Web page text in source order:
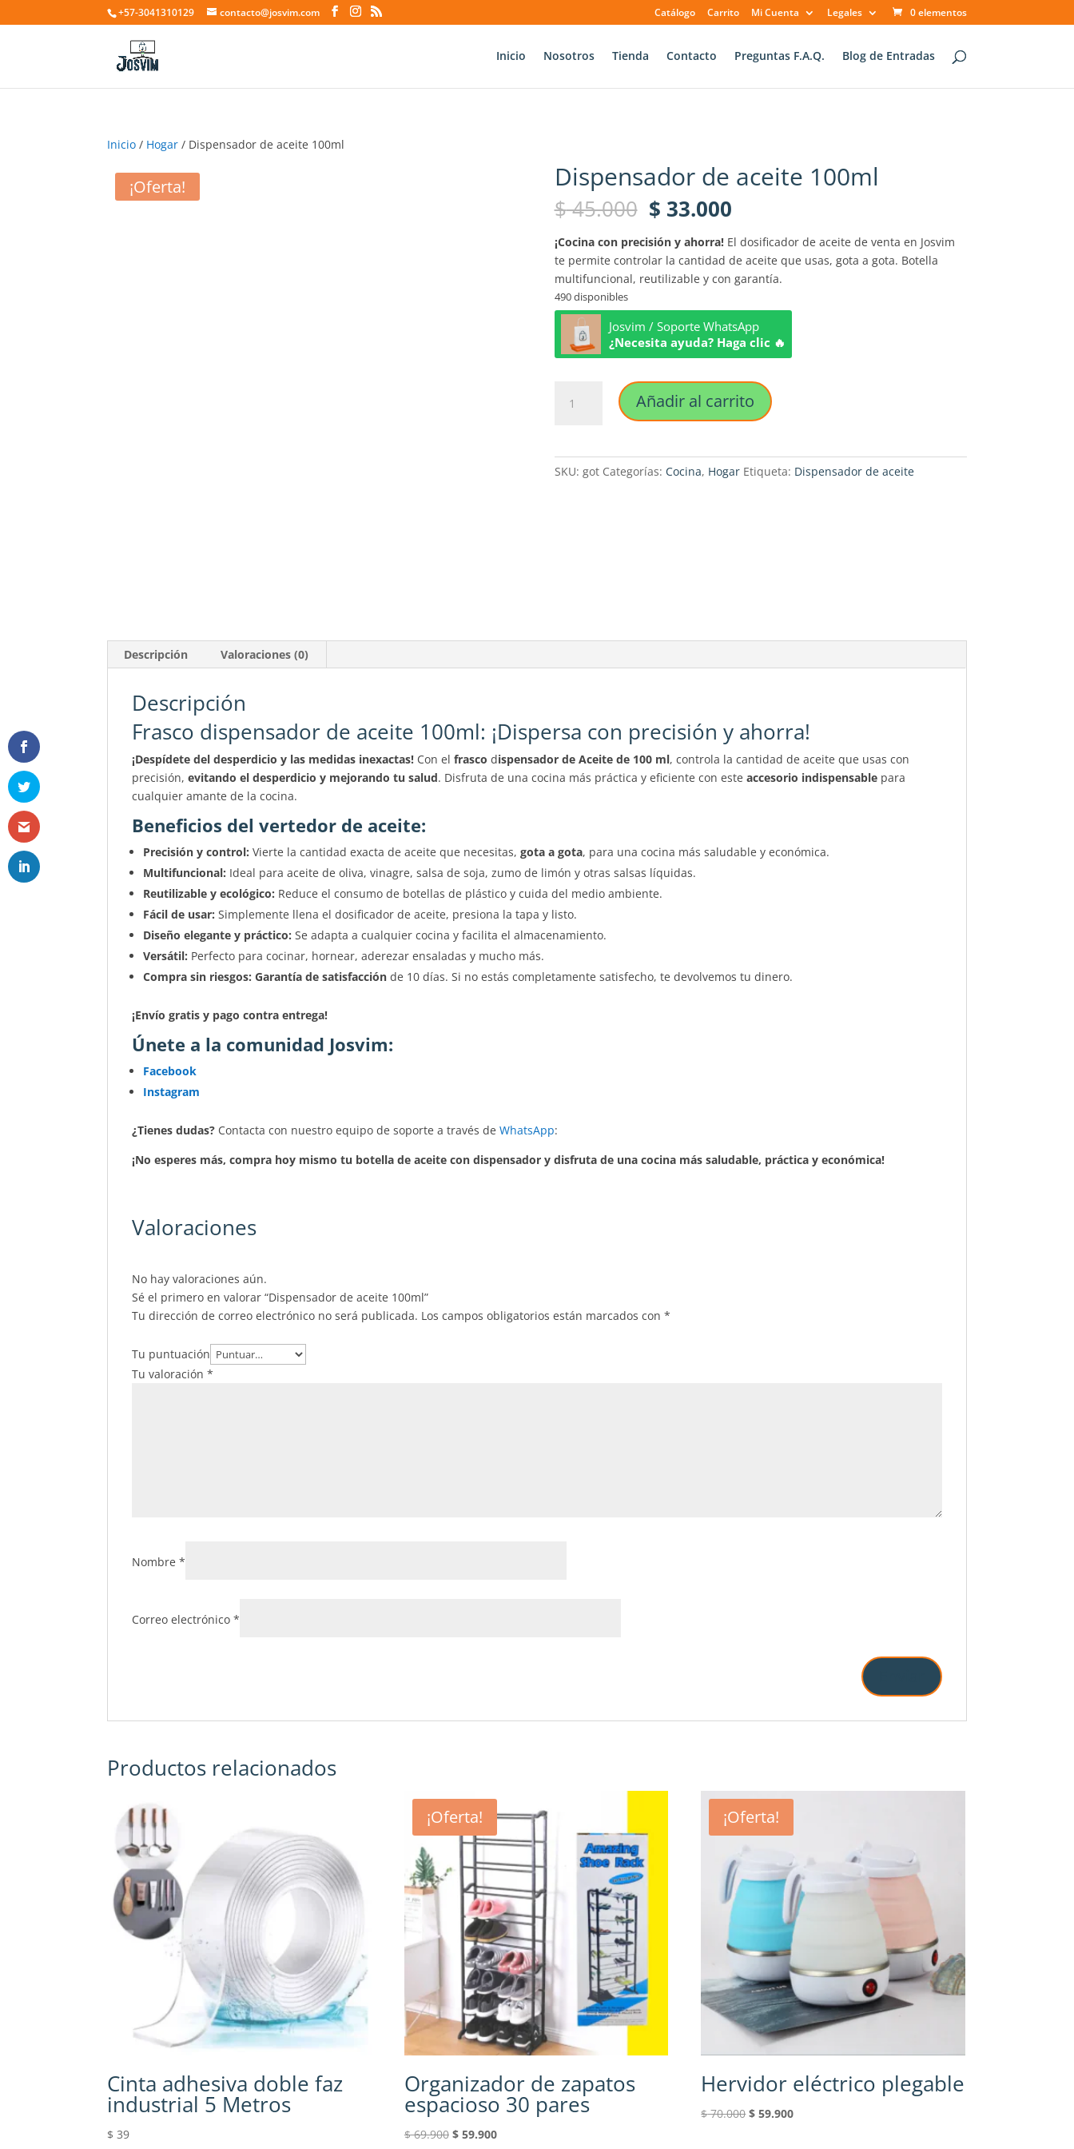
+57-3041310129 contacto@josvim.com Catálogo Carrito Mi Cuenta Legales 0 elementos
Inicio Nosotros Tienda Contacto Preguntas F.A.Q. Blog de Entradas
Inicio / Hogar / Dispensador de aceite 100ml
¡Oferta! Dispensador de aceite 100ml
$45.000 El
precio
original
era:
$ 45.000.
$ 33.000El
actual
es:
$ 33.000.
¡Cocina con precisión y ahorra!El dosificador de aceite de venta en Josvim
te permite controlar la cantidad de aceite que usas, gota a gota. Botella
multifuncional, reutilizable y con garantía.
490 disponibles
Josvim / Soporte WhatsApp
¿Necesita ayuda? Haga clic 🔥
Dispensador
Añadir al carrito
SKU: got Categorías: Cocina, Hogar Etiqueta: Dispensador de aceite
Descripción Valoraciones (0)
Descripción
Frasco dispensador de aceite 100ml: ¡Dispersa con precisión y ahorra!
¡Despídete del desperdicio y las medidas inexactas! Con elfrasco dispensador de Aceite de 100 ml, controla la cantidad de aceite que usas con
precisión,evitando el desperdicio y mejorando tu salud. Disfruta de una cocina más práctica y eficiente con esteaccesorio indispensable para
cualquier amante de la cocina.
Beneficios del vertedor de aceite:
Precisión y control: Vierte la cantidad exacta de aceite que necesitas,gota a gota, para una cocina más saludable y económica.
Multifuncional: Ideal para aceite de oliva, vinagre, salsa de soja, zumo de limón y otras salsas líquidas.
Reutilizable y ecológico: Reduce el consumo de botellas de plástico y cuida del medio ambiente.
Fácil de usar: Simplemente llena el dosificador de aceite, presiona la tapa y listo.
Diseño elegante y práctico: Se adapta a cualquier cocina y facilita el almacenamiento.
Versátil: Perfecto para cocinar, hornear, aderezar ensaladas y mucho más.
Compra sin riesgos: Garantía de satisfacción de 10 días. Si no estás completamente satisfecho, te devolvemos tu dinero.
¡Envío gratis y pago contra entrega!
Únete a la comunidad Josvim:
Facebook
Instagram
¿Tienes dudas? Contacta con nuestro equipo de soporte a través deWhatsApp:
¡No esperes más, compra hoy mismo tu botella de aceite con dispensador y disfruta de una cocina más saludable, práctica y económica!
Valoraciones
No hay valoraciones aún.
Sé el primero en valorar “Dispensador de aceite 100ml”
Tu dirección de correo electrónico no será publicada. Los campos obligatorios están marcados con*
Tu puntuación
Tu valoración*
Nombre*
Correo electrónico*
Productos relacionados
Cinta adhesiva doble faz
industrial 5 Metros
$ 39
¡Oferta!
Organizador de zapatos
espacioso 30 pares
$69.900 El
$59.900El
¡Oferta!
Hervidor eléctrico plegable
$70.000El
$ 59.900El